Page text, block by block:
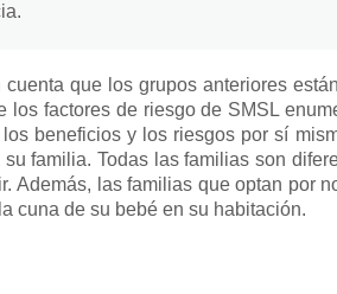
cuenta que los grupos anteriores
los factores de riesgo de SMSL
beneficios y los riesgos por sí
familia. Todas las familias son
Además, las familias que optan por
cuna de su bebé en su habitación.